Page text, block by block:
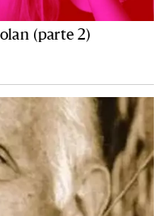
(parte 2)